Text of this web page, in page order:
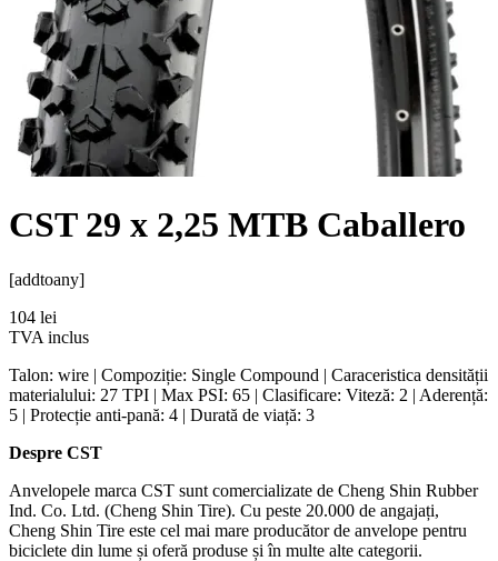
CST 29 x 2,25 MTB Caballero
[addtoany]
104 lei
TVA inclus
Talon: wire | Compoziție: Single Compound | Caraceristica densității
materialului: 27 TPI | Max PSI: 65 | Clasificare: Viteză: 2 | Aderență:
5 | Protecție anti-pană: 4 | Durată de viață: 3
Despre CST
Anvelopele marca CST sunt comercializate de Cheng Shin Rubber
Ind. Co. Ltd. (Cheng Shin Tire). Cu peste 20.000 de angajați,
Cheng Shin Tire este cel mai mare producător de anvelope pentru
biciclete din lume și oferă produse și în multe alte categorii.